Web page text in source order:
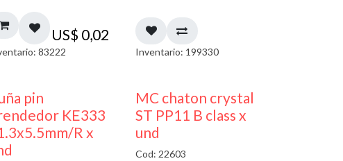
US$ 0,02
83222 Inventario: 199330
pin
KE333
R x
MC chaton crystal
ST PP11 B class x
und
Cod: 22603